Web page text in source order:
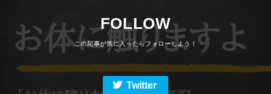
FOLLOW
Twitter